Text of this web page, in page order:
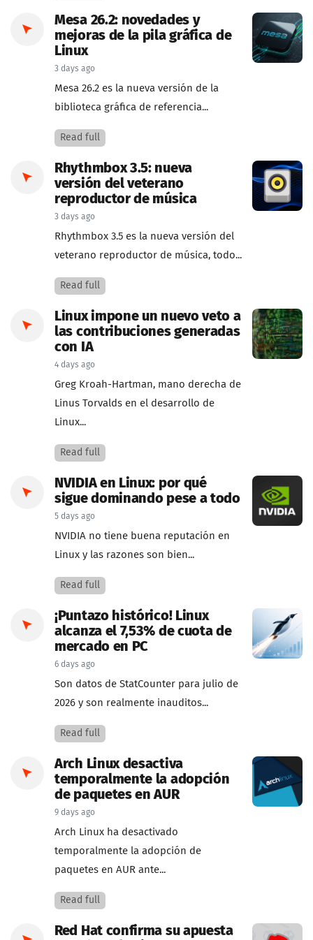
Mesa 26.2: novedades y
mejoras de la pila gráfica de
Linux
3 days ago
Mesa 26.2 es la nueva versión de la
biblioteca gráfica de referencia...
Read full
Rhythmbox 3.5: nueva
versión del veterano
reproductor de música
3 days ago
Rhythmbox 3.5 es la nueva versión del
veterano reproductor de música, todo...
Read full
Linux impone un nuevo veto a
las contribuciones generadas
con IA
4 days ago
Greg Kroah-Hartman, mano derecha de
Linus Torvalds en el desarrollo de
Linux...
Read full
NVIDIA en Linux: por qué
sigue dominando pese a todo
5 days ago
NVIDIA no tiene buena reputación en
Linux y las razones son bien...
Read full
¡Puntazo histórico! Linux
alcanza el 7,53% de cuota de
mercado en PC
6 days ago
Son datos de StatCounter para julio de
2026 y son realmente inauditos...
Read full
Arch Linux desactiva
temporalmente la adopción
de paquetes en AUR
9 days ago
Arch Linux ha desactivado
temporalmente la adopción de
paquetes en AUR ante...
Read full
Red Hat confirma su apuesta